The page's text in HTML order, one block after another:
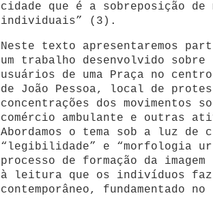
cidade que é a sobreposição de
individuais” (3).
Neste texto apresentaremos
um trabalho desenvolvido sobre
usuários de uma Praça no
de João Pessoa, local de
concentrações dos movimentos
comércio ambulante e outras
Abordamos o tema sob a luz de
“legibilidade” e “morfologia
processo de formação da
à leitura que os indivíduos
contemporâneo, fundamentado